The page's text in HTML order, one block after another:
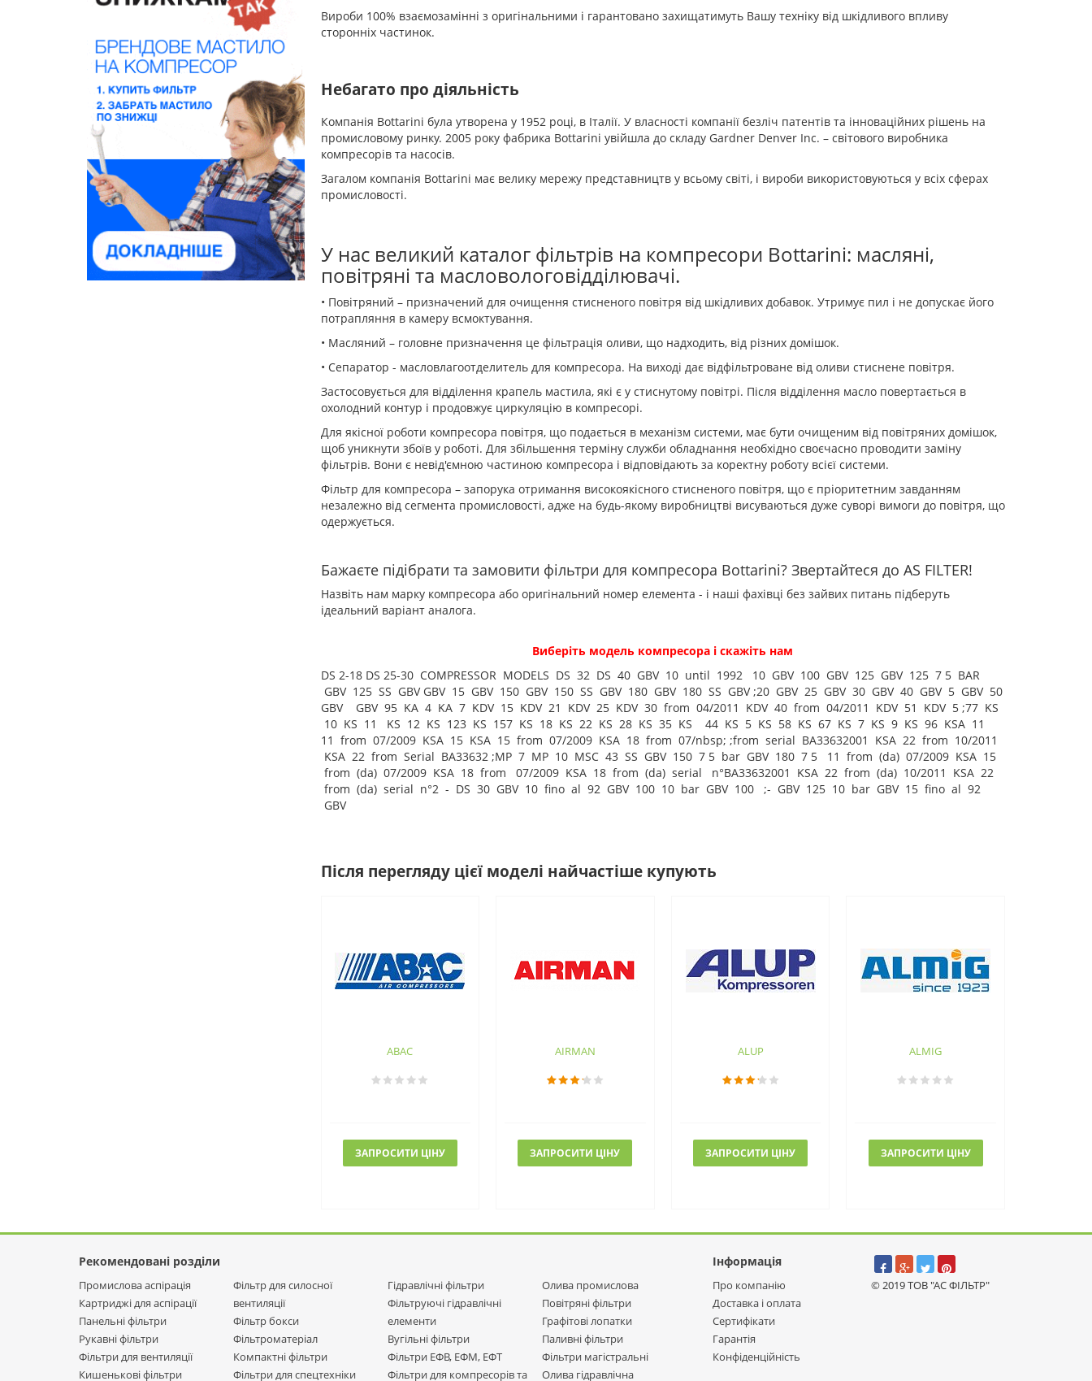
Вироби 100% взаємозамінні з оригінальними і гарантовано захищатимуть Вашу техніку від шкідливого впливу
сторонніх частинок.
Небагато про діяльність
Компанія Bottarini була утворена у 1952 році, в Італії. У власності компанії безліч патентів та інноваційних рішень на
промисловому ринку. 2005 року фабрика Bottarini увійшла до складу Gardner Denver Inc. – світового виробника
компресорів та насосів.
Загалом компанія Bottarini має велику мережу представництв у всьому світі, і вироби використовуються у всіх сферах
промисловості.
У нас великий каталог фільтрів на компресори Bottarini: масляні,
повітряні та масловологовідділювачі.
• Повітряний – призначений для очищення стисненого повітря від шкідливих добавок. Утримує пил і не допускає його
потрапляння в камеру всмоктування.
• Масляний – головне призначення це фільтрація оливи, що надходить, від різних домішок.
• Сепаратор - масловлагоотделитель для компресора. На виході дає відфільтроване від оливи стиснене повітря.
Застосовується для відділення крапель мастила, які є у стиснутому повітрі. Після відділення масло повертається в
охолодний контур і продовжує циркуляцію в компресорі.
Для якісної роботи компресора повітря, що подається в механізм системи, має бути очищеним від повітряних домішок,
щоб уникнути збоїв у роботі. Для збільшення терміну служби обладнання необхідно своєчасно проводити заміну
фільтрів. Вони є невід'ємною частиною компресора і відповідають за коректну роботу всієї системи.
Фільтр для компресора – запорука отримання високоякісного стисненого повітря, що є пріоритетним завданням
незалежно від сегмента промисловості, адже на будь-якому виробництві висуваються дуже суворі вимоги до повітря, що
одержується.
Бажаєте підібрати та замовити фільтри для компресора Bottarini? Звертайтеся до AS FILTER!
Назвіть нам марку компресора або оригінальний номер елемента - і наші фахівці без зайвих питань підберуть
ідеальний варіант аналога.
Виберіть модель компресора і скажіть нам
DS 2-18 DS 25-30 COMPRESSOR MODELS DS 32 DS 40 GBV 10 until 1992 10 GBV 100 GBV 125 GBV 125 7 5 BAR
GBV 125 SS GBV GBV 15 GBV 150 GBV 150 SS GBV 180 GBV 180 SS GBV ;20 GBV 25 GBV 30 GBV 40 GBV 5 GBV 50
GBV GBV 95 KA 4 KA 7 KDV 15 KDV 21 KDV 25 KDV 30 from 04/2011 KDV 40 from 04/2011 KDV 51 KDV 5 ;77 KS
10 KS 11 KS 12 KS 123 KS 157 KS 18 KS 22 KS 28 KS 35 KS 44 KS 5 KS 58 KS 67 KS 7 KS 9 KS 96 KSA 11
11 from 07/2009 KSA 15 KSA 15 from 07/2009 KSA 18 from 07/nbsp; ;from serial BA33632001 KSA 22 from 10/2011
KSA 22 from Serial BA33632 ;MP 7 MP 10 MSC 43 SS GBV 150 7 5 bar GBV 180 7 5 11 from (da) 07/2009 KSA 15
from (da) 07/2009 KSA 18 from 07/2009 KSA 18 from (da) serial n°BA33632001 KSA 22 from (da) 10/2011 KSA 22
from (da) serial n°2 - DS 30 GBV 10 fino al 92 GBV 100 10 bar GBV 100 ;- GBV 125 10 bar GBV 15 fino al 92
GBV
Після перегляду цієї моделі найчастіше купують
ABAC
ЗАПРОСИТИ ЦІНУ
AIRMAN
ЗАПРОСИТИ ЦІНУ
ALUP
ЗАПРОСИТИ ЦІНУ
ALMIG
ЗАПРОСИТИ ЦІНУ
Рекомендовані розділи Інформація
Промислова аспірація
Картриджі для аспірації
Панельні фільтри
Рукавні фільтри
Фільтри для вентиляції
Кишенькові фільтри
Фільтр для силосної
вентиляції
Фільтр бокси
Фільтроматеріал
Компактні фільтри
Фільтри для спецтехніки
Гідравлічні фільтри
Фільтруючі гідравлічні
елементи
Вугільні фільтри
Фільтри ЕФВ, ЕФМ, ЕФТ
Фільтри для компресорів та
Олива промислова
Повітряні фільтри
Графітові лопатки
Паливні фільтри
Фільтри магістральні
Олива гідравлічна
Про компанію
Доставка і оплата
Сертифікати
Гарантія
Конфіденційність
© 2019 ТОВ "АС ФІЛЬТР"